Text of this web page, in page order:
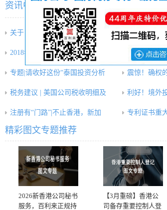
资讯中心相关内容推荐：
关于《中华人民共和国商标法修 商标检索是
2018年投资日本企业达5年来最多 政策：商标
专题|请收好这份“泰国投资分析 震惊！确权
税务建议 | 美国公司税收明细及 利好！境外
注册有“门路”|不止香港，新加 专利证书重
精彩图文专题推荐
2026新香港公司秘书
服务，百利来正规持
【3月重磅】香港公
司备存重要控制人登